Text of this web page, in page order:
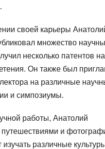
своей карьеры
множество
несколько патентов на
Он также был
на различные
и симпозиумы.
работы, Анатолий
путешествиями и
различные